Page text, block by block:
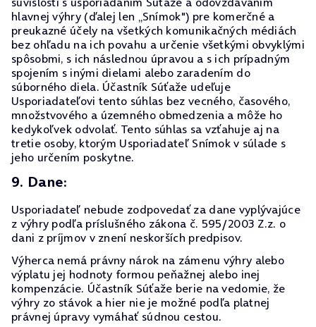
hlavnej výhry (ďalej len „Snímok") pre komerčné a
preukazné účely na všetkých komunikačných médiách
bez ohľadu na ich povahu a určenie všetkými obvyklými
spôsobmi, s ich následnou úpravou a s ich prípadným
spojením s inými dielami alebo zaradením do
súborného diela. Účastník Súťaže udeľuje
Usporiadateľovi tento súhlas bez vecného, časového,
množstvového a územného obmedzenia a môže ho
kedykoľvek odvolať. Tento súhlas sa vzťahuje aj na
tretie osoby, ktorým Usporiadateľ Snímok v súlade s
jeho určením poskytne.
9. Dane:
Usporiadateľ nebude zodpovedať za dane vyplývajúce
z výhry podľa príslušného zákona č. 595/2003 Z.z. o
dani z príjmov v znení neskorších predpisov.
Výherca nemá právny nárok na zámenu výhry alebo
výplatu jej hodnoty formou peňažnej alebo inej
kompenzácie. Účastník Súťaže berie na vedomie, že
výhry zo stávok a hier nie je možné podľa platnej
právnej úpravy vymáhať súdnou cestou.